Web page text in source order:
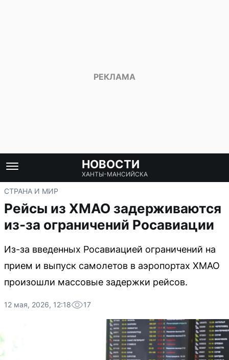
НОВОСТИ
ХАНТЫ-МАНСИЙСКА
СТРАНА И МИР
Рейсы из ХМАО задерживаются
из-за ограничений Росавиации
Из-за введенных Росавиацией ограничений на
прием и выпуск самолетов в аэропортах ХМАО
произошли массовые задержки рейсов.
12 мая, 2026, 12:18 17